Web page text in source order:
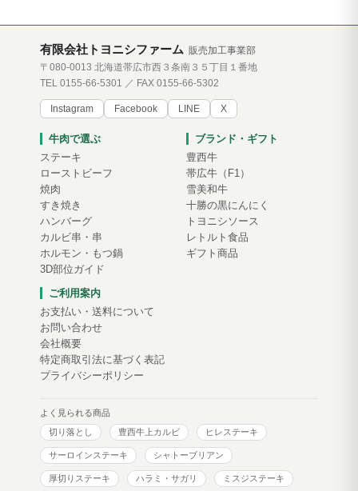
有限会社トヨニシファーム 販売加工事業部
〒080-0013 北海道帯広市西３条南３５丁目１番地
TEL 0155-66-5301 ／ FAX 0155-66-5302
Instagram Facebook LINE X
牛肉で選ぶ
ステーキ
ローストビーフ
焼肉
すき焼き
ハンバーグ
カルビ串・串
ホルモン・もつ鍋
3D部位ガイド
ブランド・ギフト
豊西牛
帯広牛（F1）
雪美和牛
十勝の黒にんにく
トヨニシソース
レトルト食品
ギフト商品
ご利用案内
お支払い・送料について
お問い合わせ
会社概要
特定商取引法に基づく表記
プライバシーポリシー
よく見られる商品
切り落とし
豊西牛上カルビ ヒレステーキ
サーロインステーキ シャトーブリアン
厚切りステーキ ハラミ・サガリ ミスジステーキ